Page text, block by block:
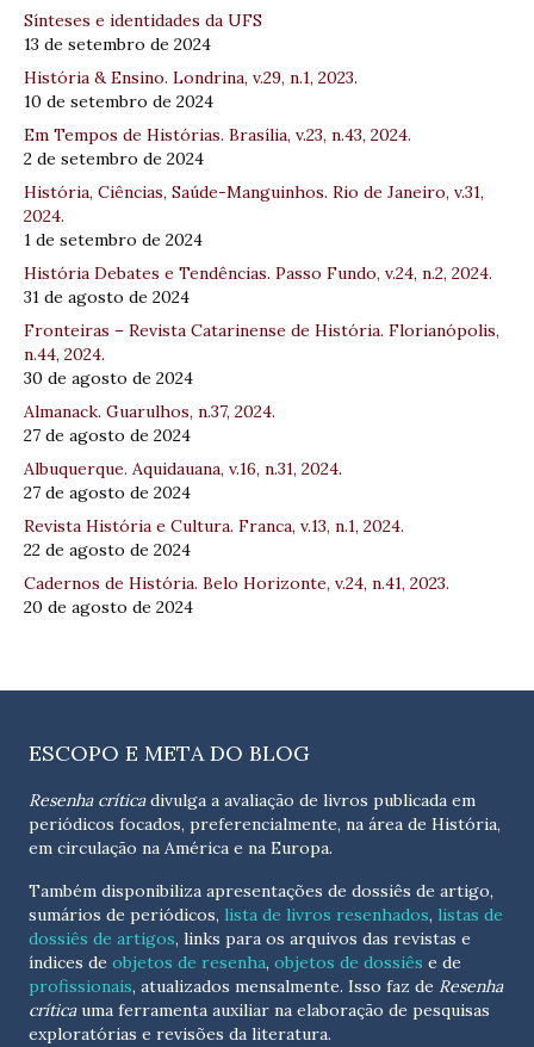
Sínteses e identidades da UFS
13 de setembro de 2024
História & Ensino. Londrina, v.29, n.1, 2023.
10 de setembro de 2024
Em Tempos de Histórias. Brasília, v.23, n.43, 2024.
2 de setembro de 2024
História, Ciências, Saúde-Manguinhos. Rio de Janeiro, v.31,
2024.
1 de setembro de 2024
História Debates e Tendências. Passo Fundo, v.24, n.2, 2024.
31 de agosto de 2024
Fronteiras – Revista Catarinense de História. Florianópolis,
n.44, 2024.
30 de agosto de 2024
Almanack. Guarulhos, n.37, 2024.
27 de agosto de 2024
Albuquerque. Aquidauana, v.16, n.31, 2024.
27 de agosto de 2024
Revista História e Cultura. Franca, v.13, n.1, 2024.
22 de agosto de 2024
Cadernos de História. Belo Horizonte, v.24, n.41, 2023.
20 de agosto de 2024
ESCOPO E META DO BLOG
Resenha críticadivulga a avaliação de livros publicada em
periódicos focados, preferencialmente, na área de História,
em circulação na América e na Europa.
Também disponibiliza apresentações de dossiês de artigo,
sumários de periódicos, lista de livros resenhados, listas de
dossiês de artigos, links para os arquivos das revistas e
índices de objetos de resenha, objetos de dossiês e de
profissionais, atualizados mensalmente. Isso faz de Resenha
críticauma ferramenta auxiliar na elaboração de pesquisas
exploratórias e revisões da literatura.